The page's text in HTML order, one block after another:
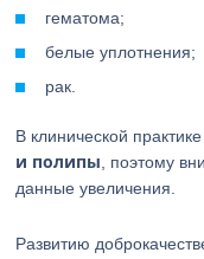
гематома;
белые уплотнения;
рак.
В клинической
и полипы , поэтому
данные увеличения.
Развитию